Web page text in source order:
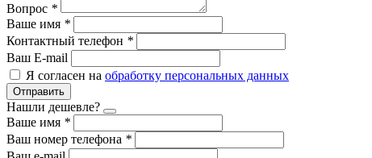
Вопрос *
Ваше имя *
Контактный телефон *
Ваш E-mail
Я согласен на обработку персональных данных
Отправить
Нашли дешевле?
Ваше имя *
Ваш номер телефона *